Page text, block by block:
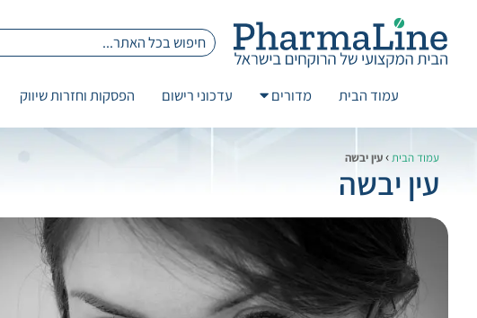
עמוד הבית מדורים עדכוני רישום הפסקות וחזרות שיווק
עמוד הבית›עין יבשה
עין יבשה